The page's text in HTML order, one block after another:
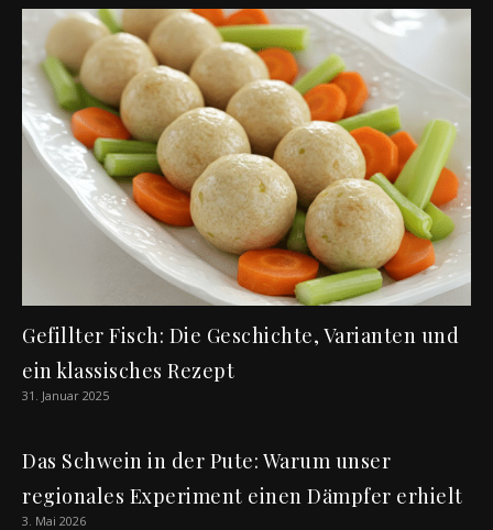
Gefillter Fisch: Die Geschichte, Varianten und
ein klassisches Rezept
31. Januar 2025
Das Schwein in der Pute: Warum unser
regionales Experiment einen Dämpfer erhielt
3. Mai 2026